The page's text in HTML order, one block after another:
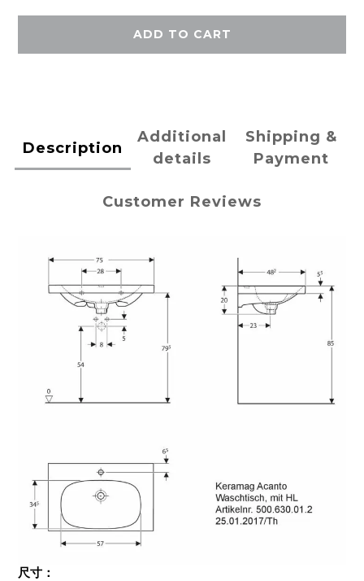
ADD TO CART
Description
Additional
details
Shipping &
Payment
Customer Reviews
尺寸：